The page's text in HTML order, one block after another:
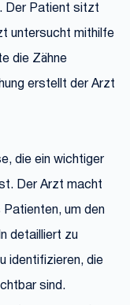
Der Patient sitzt
untersucht mithilfe
die Zähne
erstellt der Arzt
die ein wichtiger
Der Arzt macht
Patienten, um den
detailliert zu
identifizieren, die
sind.